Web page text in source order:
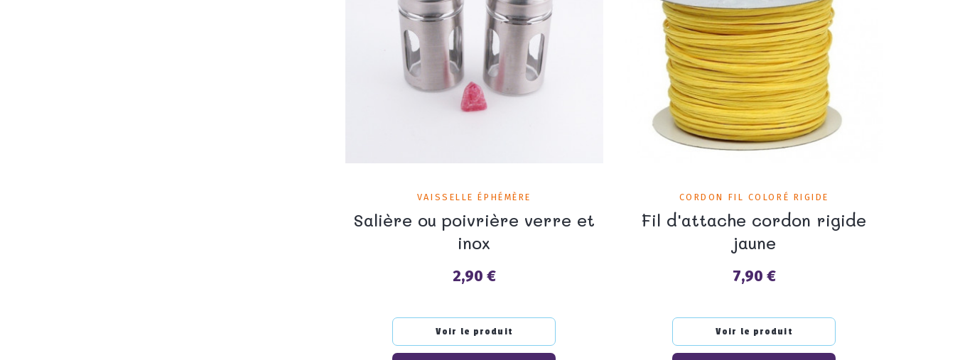
VAISSELLE ÉPHÉMÈRE
Salière ou poivrière verre et
inox
Prix
2,90 €
Voir le produit
CORDON FIL COLORÉ RIGIDE
Fil d'attache cordon rigide
jaune
Prix
7,90 €
Voir le produit